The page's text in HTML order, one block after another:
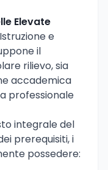
Elevate
e
il
rilievo, sia
accademica
professionale
integrale del
prerequisiti, i
possedere: